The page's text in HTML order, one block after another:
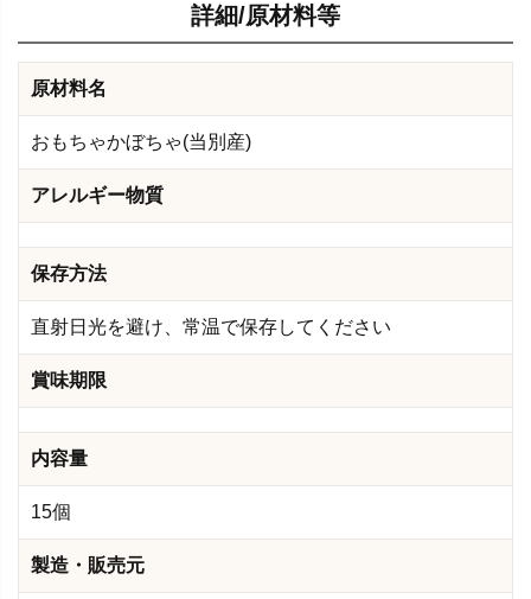
詳細/原材料等
原材料名
おもちゃかぼちゃ(当別産)
アレルギー物質
保存方法
直射日光を避け、常温で保存してください
賞味期限
内容量
15個
製造・販売元